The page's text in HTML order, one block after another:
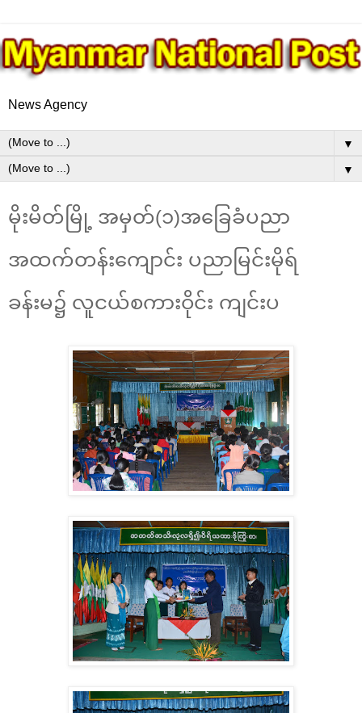
News Agency
▼
▼
မိုးမိတ်မြို့ အမှတ်(၁)အခြေခံပညာ
အထက်တန်းကျောင်း ပညာမြင်းမိုရ်
ခန်းမ၌ လူငယ်စကားဝိုင်း ကျင်းပ